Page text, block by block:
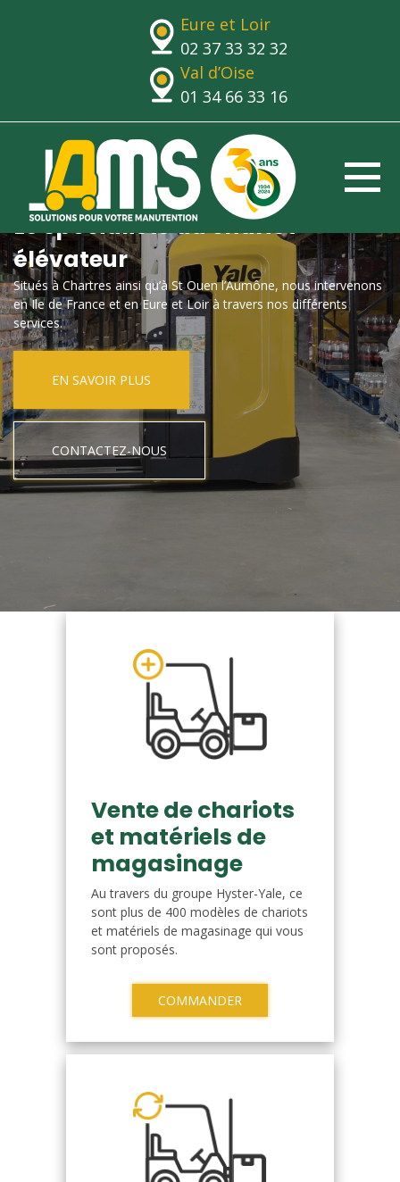
Eure et Loir
02 37 33 32 32
Val d’Oise
01 34 66 33 16
Le spécialiste du chariot
élévateur
Situés à Chartres ainsi qu’à St Ouen l’Aumône, nous intervenons
en Ile de France et en Eure et Loir à travers nos différents
services.
EN SAVOIR PLUS
CONTACTEZ-NOUS
Vente de chariots
et matériels de
magasinage
Au travers du groupe Hyster-Yale, ce
sont plus de 400 modèles de chariots
et matériels de magasinage qui vous
sont proposés.
COMMANDER